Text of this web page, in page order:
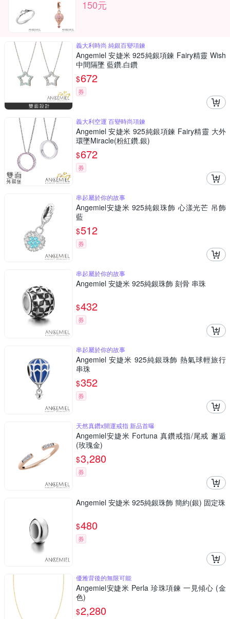
150元
義大利時尚 純銀百變項鍊
Angemiel 安婕米 925純銀項鍊 Fairy精靈 Wish
中間隔墜 藍鑽.白鑽
$672
券
義大利空運 百變時尚項鍊
Angemiel 安婕米 925純銀項鍊 Fairy精靈 大外
環墜Miracle(粉紅鑽.銀)
$672
券
串起屬於你的故事
Angemiel安婕米 925純銀珠飾 心漾光芒 吊飾
藍
$512
券
串起屬於你的故事
Angemiel 安婕米 925純銀珠飾 刻骨 串珠
$432
券
串起屬於你的故事
Angemiel 安婕米 925純銀珠飾 熱氣球輕旅行
串珠
$352
券
天然真鑽x開運戒指 新品首曝
Angemiel安婕米 Fortuna 真鑽戒指/尾戒 邂逅
(玫瑰金)
$3,280
券
Angemiel 安婕米 925純銀珠飾 簡約(銀) 固定珠
$480
券
優雅背後的無限可能
Angemiel安婕米 Perla 珍珠項鍊 一見傾心 (金
色)
$2,280